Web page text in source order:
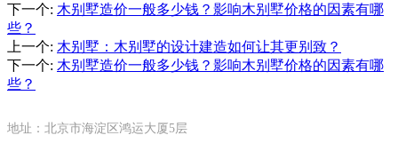
下一个: 木别墅造价一般多少钱？影响木别墅价格的因素有哪
些？
上一个: 木别墅：木别墅的设计建造如何让其更别致？
下一个: 木别墅造价一般多少钱？影响木别墅价格的因素有哪
些？
地址：北京市海淀区鸿运大厦5层